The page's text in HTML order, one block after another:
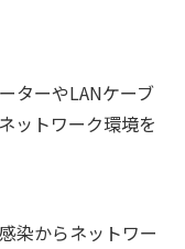
ターやLANケーブ
ットワーク環境を
染からネットワー